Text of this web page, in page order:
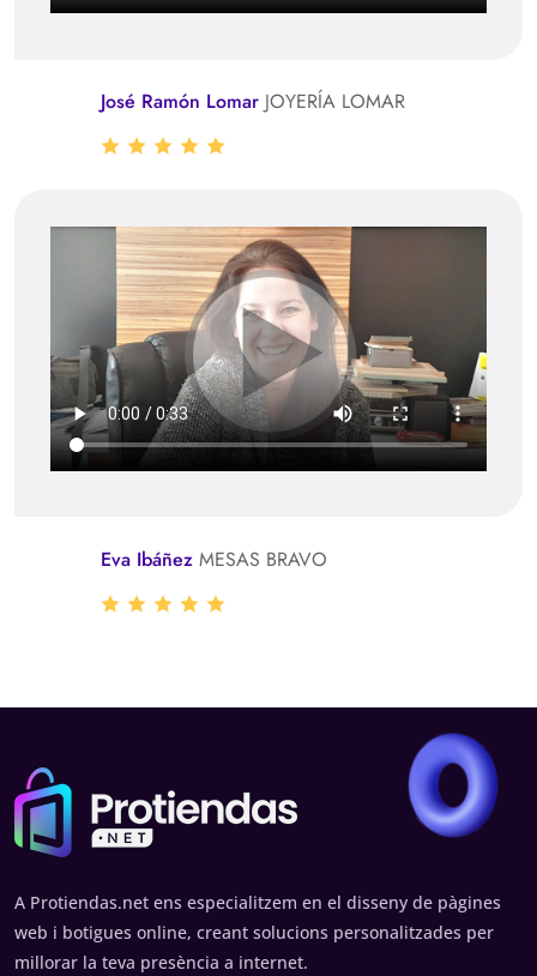
José Ramón Lomar JOYERÍA LOMAR
Eva Ibáñez MESAS BRAVO
A Protiendas.net ens especialitzem en el disseny de pàgines
web i botigues online, creant solucions personalitzades per
millorar la teva presència a internet.